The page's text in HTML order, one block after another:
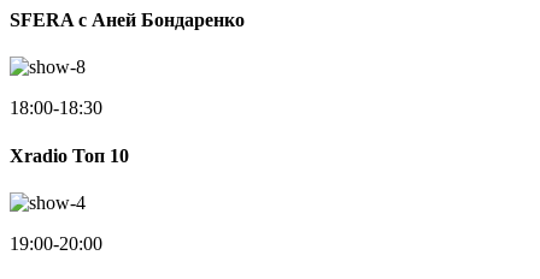
SFERA с Аней Бондаренко
18:00-18:30
Xradio Топ 10
19:00-20:00